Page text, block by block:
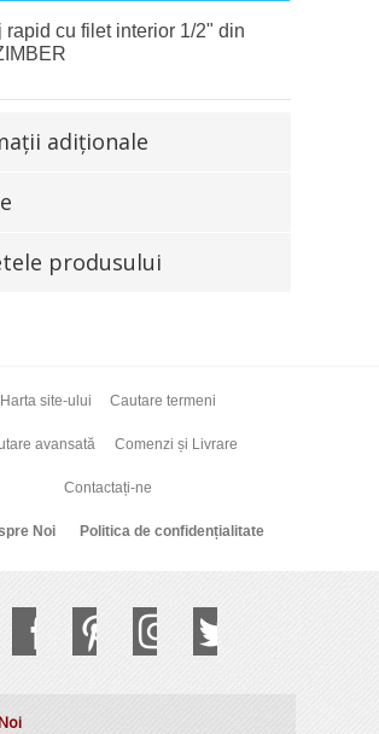
rapid cu filet interior 1/2" din
adiţionale
produsului
Harta site-ului Cautare termeni
avansată Comenzi și Livrare
Contactați-ne
Noi Politica de confidențialitate